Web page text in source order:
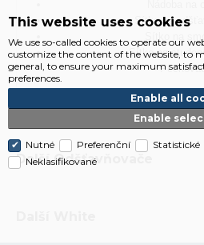
Sítko na
Sítko na
DalšíOdšťavňovače
This website uses cookies
We use so-called cookies to operate our
customize the content of the website, to
general, to ensure your maximum
preferences.
Enable
Enable all
Nutné Preferenční Statistické
Neklasifikované